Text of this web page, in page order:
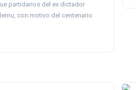
partidarios del ex dictador
con motivo del centenario